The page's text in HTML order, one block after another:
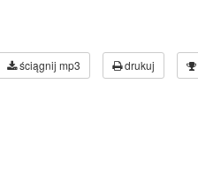
ściągnij mp3 drukuj